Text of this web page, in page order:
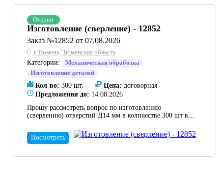
Открыт
Изготовление (сверление) - 12852
Заказ №12852 от 07.08.2026
г Тюмень, Тюменская область
Категории:
Механическая обработка
Изготовление деталей
Кол-во: 300 шт. Цена: договорная
Предложения до: 14.08.2026
Прошу рассмотреть вопрос по изготовлению
(сверлению) отверстий Д14 мм в количестве 300 шт в
Прошу указать примерный срок изготовления.
Посмотреть